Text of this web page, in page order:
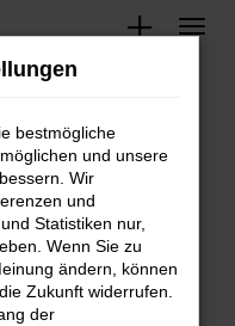
helfen können:
deine
bestmögliche
und unsere
Wir
und
Statistiken nur,
Wenn Sie zu
ändern, können
Zukunft widerrufen.
der